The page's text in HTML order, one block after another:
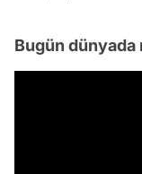
Bugün dünyada